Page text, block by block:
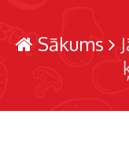
Sākums